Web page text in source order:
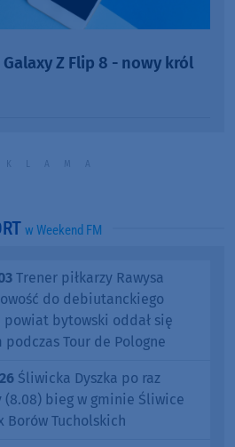
Z Flip 8 - nowy król
w Weekend FM
Trener piłkarzy Rawysa
do debiutanckiego
powiat bytowski oddał się
Tour de Pologne
Śliwicka Dyszka po raz
(8.08) bieg w gminie Śliwice
Borów Tucholskich